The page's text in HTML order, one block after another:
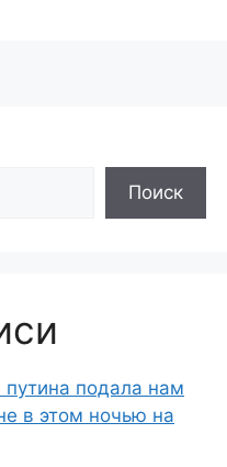
Поиск
подала нам
в этом ночью на